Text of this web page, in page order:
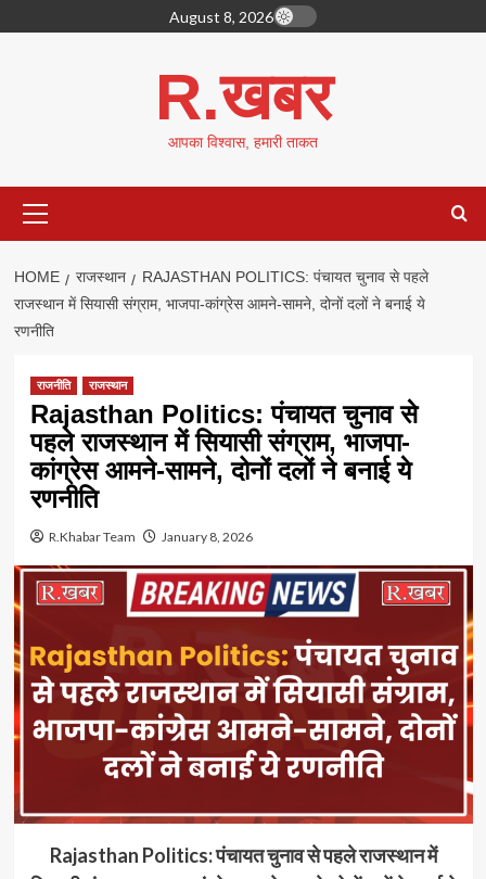
to
August 8, 2026
R.खबर
आपका विश्वास, हमारी ताकत
Menu
HOME राजस्थान
RAJASTHAN POLITICS: पंचायत चुनाव से पहले
राजस्थान में सियासी संग्राम, भाजपा-कांग्रेस आमने-सामने, दोनों दलों ने बनाई ये
रणनीति
राजनीति राजस्थान
Rajasthan Politics: पंचायत चुनाव से
पहले राजस्थान में सियासी संग्राम, भाजपा-
कांग्रेस आमने-सामने, दोनों दलों ने बनाई ये
रणनीति
R.Khabar Team January 8, 2026
Rajasthan Politics: पंचायत चुनाव से पहले राजस्थान में